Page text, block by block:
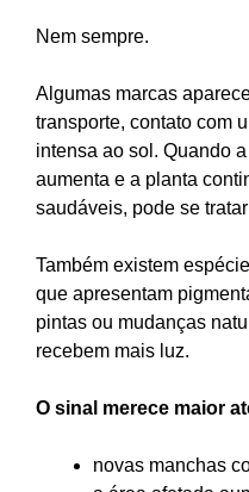
Nem sempre.
Algumas marcas
transporte, contato com
intensa ao sol. Quando
aumenta e a planta
saudáveis, pode se
Também existem
que apresentam
pintas ou mudanças
recebem mais luz.
O sinal merece maior
novas manchas